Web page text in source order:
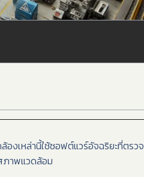
งเหล่านี้ใช้ซอฟต์แวร์อัจฉริยะที่ตร
ภาพแวดล้อม